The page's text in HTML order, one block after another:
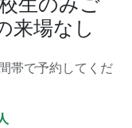
来場なし
帯で予約してくだ